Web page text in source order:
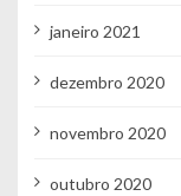
janeiro 2021
dezembro 2020
novembro 2020
outubro 2020